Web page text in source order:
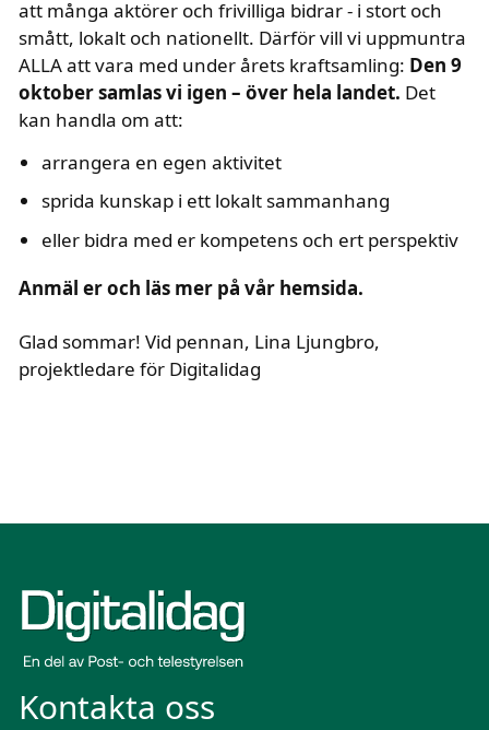
att många aktörer och frivilliga bidrar - i stort och
smått, lokalt och nationellt. Därför vill vi uppmuntra
ALLA att vara med under årets kraftsamling: text i
Den 9
oktober samlas vi igen – över hela landet. Det
kan handla om att:
arrangera en egen aktivitet
sprida kunskap i ett lokalt sammanhang
eller bidra med er kompetens och ert perspektiv
text i fetstil
Anmäl er och läs mer på vår hemsida.
Glad sommar! Vid pennan, Lina Ljungbro,
projektledare för Digitalidag
Kontakta oss